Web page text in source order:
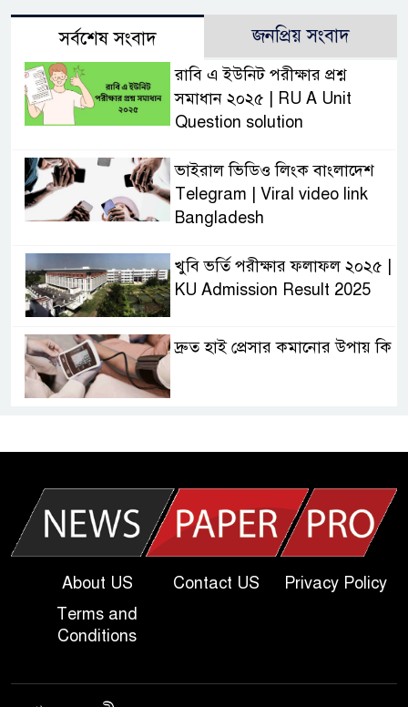
সর্বশেষ সংবাদ জনপ্রিয় সংবাদ
রাবি এ ইউনিট পরীক্ষার প্রশ্ন
সমাধান ২০২৫ | RU A Unit
Question solution
ভাইরাল ভিডিও লিংক বাংলাদেশ
Telegram | Viral video link
Bangladesh
খুবি ভর্তি পরীক্ষার ফলাফল ২০২৫ |
KU Admission Result 2025
দ্রুত হাই প্রেসার কমানোর উপায় কি
| Today Dakhil Exam
খুবি সি ইউনিট ভর্তি পরীক্ষার প্রশ্ন
২০২৫ | KU C Unit Admission
Question
About US Contact US
Privacy Policy
Terms and
Conditions